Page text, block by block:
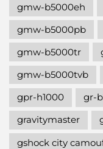
gmw-b5000eh
gmw-b5000pb
gmw-b5000tr
gmw-b5000tvb
gpr-h1000
gr-
gravitymaster
gshock city